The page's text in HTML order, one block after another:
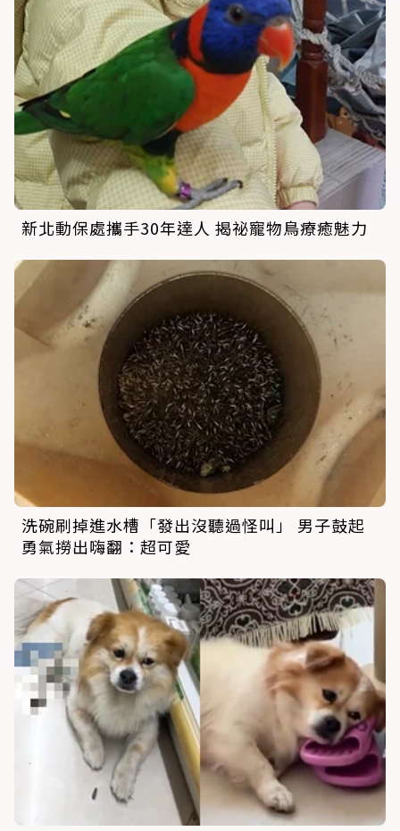
新北動保處攜手30年達人 揭祕寵物鳥療癒魅力
洗碗刷掉進水槽「發出沒聽過怪叫」 男子鼓起
勇氣撈出嗨翻：超可愛